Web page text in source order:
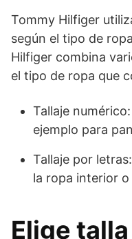
Tommy Hilfiger
según el tipo de
Hilfiger combina
el tipo de ropa que
Tallaje
ejemplo para
Tallaje por
la ropa interior
Elige